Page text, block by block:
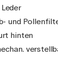
und
hinten